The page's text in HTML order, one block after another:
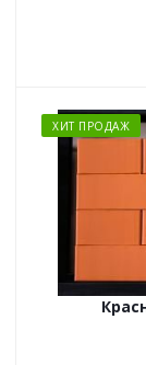
ХИТ ПРОДАЖ